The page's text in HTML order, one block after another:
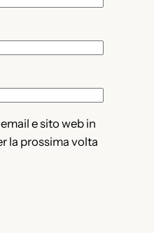
e sito web in
la prossima volta